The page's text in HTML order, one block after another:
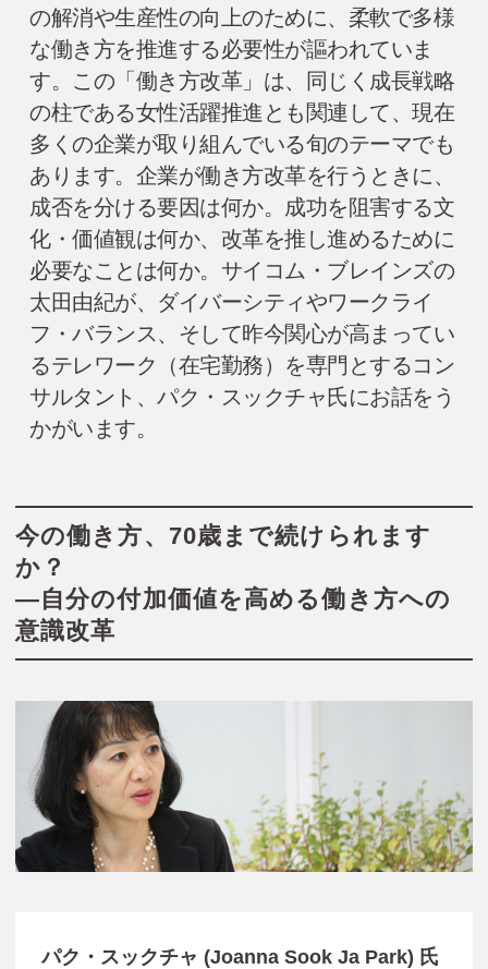
の解消や生産性の向上のために、柔軟で多様
な働き方を推進する必要性が謳われていま
す。この「働き方改革」は、同じく成長戦略
の柱である女性活躍推進とも関連して、現在
多くの企業が取り組んでいる旬のテーマでも
あります。企業が働き方改革を行うときに、
成否を分ける要因は何か。成功を阻害する文
化・価値観は何か、改革を推し進めるために
必要なことは何か。サイコム・ブレインズの
太田由紀が、ダイバーシティやワークライ
フ・バランス、そして昨今関心が高まってい
るテレワーク（在宅勤務）を専門とするコン
サルタント、パク・スックチャ氏にお話をう
かがいます。
今の働き方、70歳まで続けられます
か？
―自分の付加価値を高める働き方への
意識改革
パク・スックチャ (Joanna Sook Ja Park) 氏